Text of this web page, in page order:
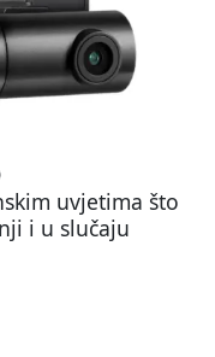
uvjetima što
i u slučaju